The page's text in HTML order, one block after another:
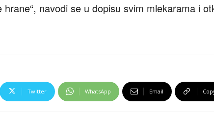
hrane“, navodi se u dopisu svim mlekarama i
Twitter WhatsApp Email